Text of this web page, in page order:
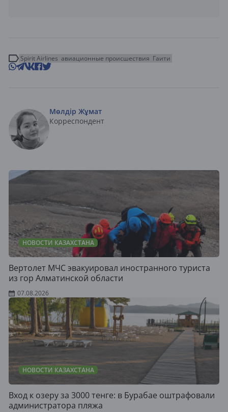
Spirit Airlines авиационные происшествия Гаити
Мөлдір Жұмат
Корреспондент
НОВОСТИ КАЗАХСТАНА
Вертолет МЧС эвакуировал иностранного туриста
из гор Алматинской области
07.08.2026
НОВОСТИ КАЗАХСТАНА
Вход к озеру за 3000 тенге: в Бурабае оштрафовали
администратора пляжа